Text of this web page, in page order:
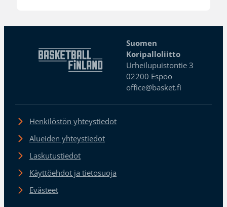
Suomen
Koripalloliitto
Urheilupuistontie 3
02200 Espoo
office@basket.fi
Henkilöstön yhteystiedot
Alueiden yhteystiedot
Laskutustiedot
Käyttöehdot ja tietosuoja
Evästeet